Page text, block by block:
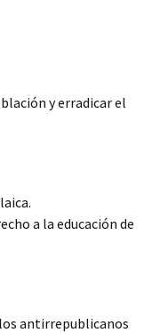
y erradicar el
a la educación de
antirrepublicanos